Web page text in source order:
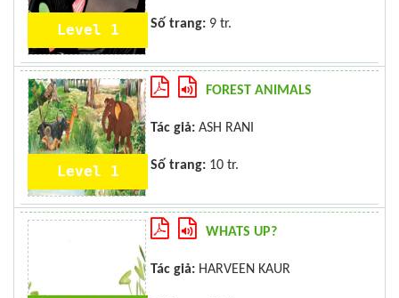
Level 1 Số trang: 9 tr.
Level 1
FOREST ANIMALS
Tác giả: ASH RANI
Số trang: 10 tr.
WHATS UP?
Tác giả: HARVEEN KAUR